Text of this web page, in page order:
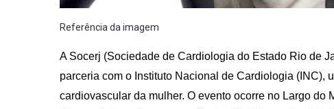
Referência da imagem
A Socerj (Sociedade de Cardiologia do Estado Rio de
parceria com o Instituto Nacional de Cardiologia (INC),
cardiovascular da mulher. O evento ocorre no Largo do